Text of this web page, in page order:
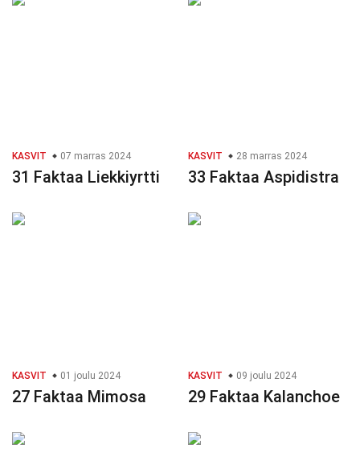
KASVIT 07 marras 2024
31 Faktaa Liekkiyrtti
KASVIT 28 marras 2024
33 Faktaa Aspidistra
KASVIT 01 joulu 2024
27 Faktaa Mimosa
KASVIT 09 joulu 2024
29 Faktaa Kalanchoe